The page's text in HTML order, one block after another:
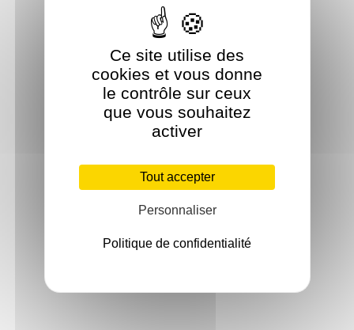
Ce site utilise des
cookies et vous donne
le contrôle sur ceux
que vous souhaitez
activer
Tout accepter
Personnaliser
Politique de confidentialité